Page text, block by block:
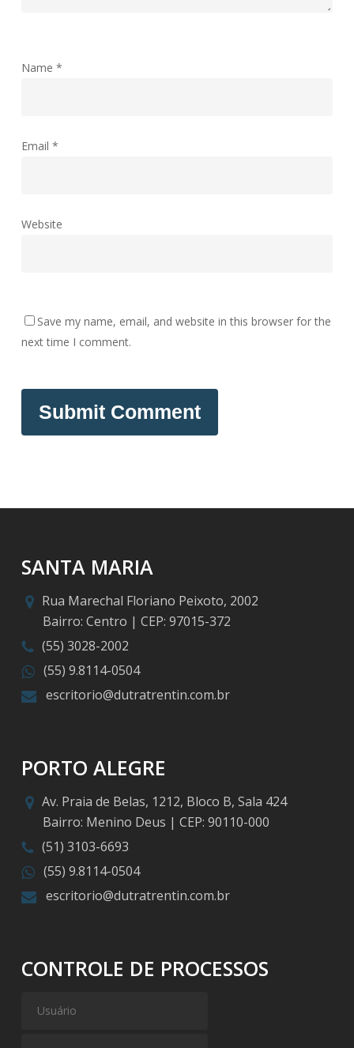
Name *
Email *
Website
Save my name, email, and website in this browser for the
next time I comment.
SANTA MARIA
Rua Marechal Floriano Peixoto, 2002
Bairro: Centro | CEP: 97015-372
(55) 3028-2002
(55) 9.8114-0504
escritorio@dutratrentin.com.br
PORTO ALEGRE
Av. Praia de Belas, 1212, Bloco B, Sala 424
Bairro: Menino Deus | CEP: 90110-000
(51) 3103-6693
(55) 9.8114-0504
escritorio@dutratrentin.com.br
CONTROLE DE PROCESSOS